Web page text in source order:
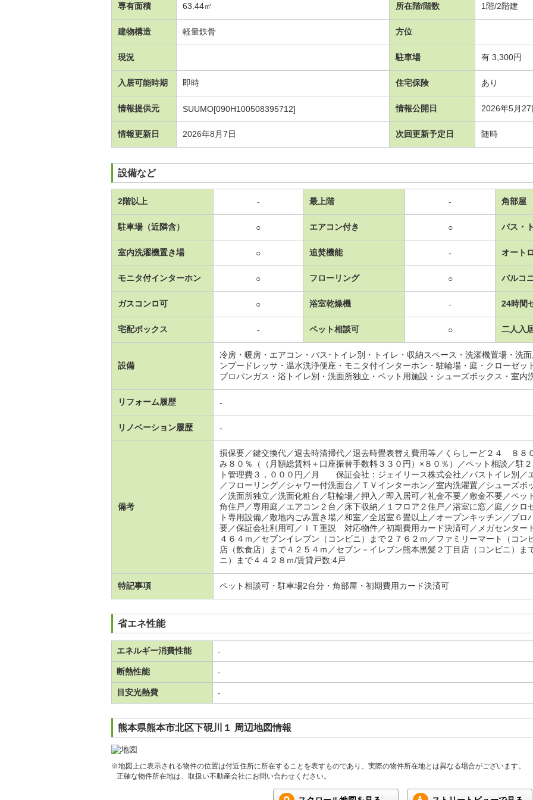
専有面積 63.44㎡ 所在階/階数 1階/2階建
建物構造 軽量鉄骨 方位
現況 駐車場 有 3,300円
入居可能時期 即時 住宅保険 あり
情報提供元 SUUMO[090H100508395712] 情報公開日 2026年5月27
情報更新日 2026年8月7日 次回更新予定日 随時
設備など
2階以上 - 最上階 - 角部屋
駐車場（近隣含） ○ エアコン付き ○ バス・
室内洗濯機置き場 ○ 追焚機能 - オート
モニタ付インターホン ○ フローリング ○ バルコ
ガスコンロ可 ○ 浴室乾燥機 - 24時間
宅配ボックス - ペット相談可 ○ 二人入
設備
冷房・暖房・エアコン・バス･トイレ別・トイレ・収納スペース・洗濯機置場・洗
ンプードレッサ・温水洗浄便座・モニタ付インターホン・駐輪場・庭・クローゼ
プロパンガス・浴トイレ別・洗面所独立・ペット用施設・シューズボックス・室内
リフォーム履歴 -
リノベーション履歴 -
備考
損保要／鍵交換代／退去時清掃代／退去時畳表替え費用等／くらしーど２４ ８８
み８０％（（月額総賃料＋口座振替手数料３３０円）×８０％）／ペット相談／
ト管理費３，０００円／月 保証会社：ジェイリース株式会社／バストイレ別／
／フローリング／シャワー付洗面台／ＴＶインターホン／室内洗濯置／シューズ
／洗面所独立／洗面化粧台／駐輪場／押入／即入居可／礼金不要／敷金不要／ペ
角住戸／専用庭／エアコン２台／床下収納／１フロア２住戸／浴室に窓／庭／クロ
ト専用設備／敷地内ごみ置き場／和室／全居室６畳以上／オープンキッチン／プ
要／保証会社利用可／ＩＴ重説 対応物件／初期費用カード決済可／メガセンター
４６４ｍ／セブンイレブン（コンビニ）まで２７６２ｍ／ファミリーマート（コ
店（飲食店）まで４２５４ｍ／セブン－イレブン熊本黒髪２丁目店（コンビニ）
ニ）まで４４２８ｍ/賃貸戸数:4戸
特記事項 ペット相談可・駐車場2台分・角部屋・初期費用カード決済可
省エネ性能
エネルギー消費性能 -
断熱性能 -
目安光熱費 -
熊本県熊本市北区下硯川１ 周辺地図情報
※地図上に表示される物件の位置は付近住所に所在することを表すものであり、実際の物件所在地とは異なる場合がございます。
正確な物件所在地は、取扱い不動産会社にお問い合わせください。